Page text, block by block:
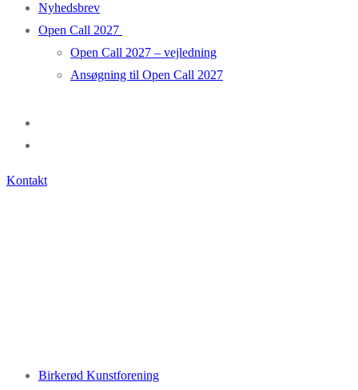
Nyhedsbrev
Open Call 2027
Open Call 2027 – vejledning
Ansøgning til Open Call 2027
Kontakt
Birkerød Kunstforening